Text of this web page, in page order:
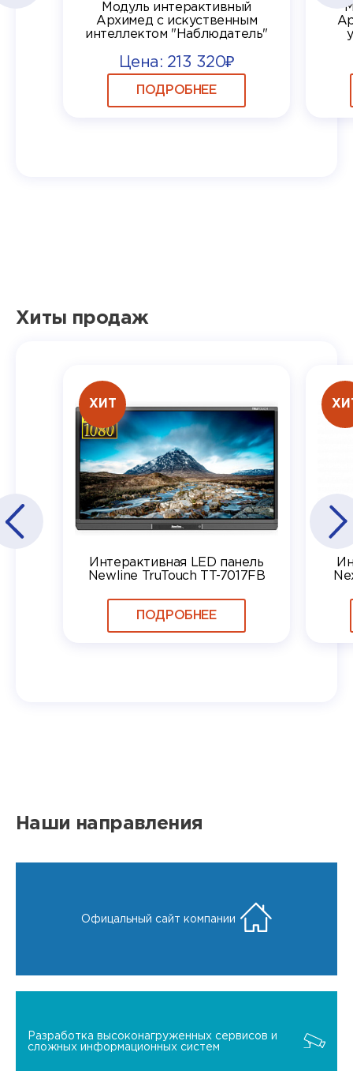
Модуль интерактивный
Архимед с искуственным
интеллектом "Наблюдатель"
Цена: 213 320₽
ПОДРОБНЕЕ
Хиты продаж
ХИТ
Интерактивная LED панель
Newline TruTouch TT-7017FB
ПОДРОБНЕЕ
Наши направления
Офицальный сайт компании
Разработка высоконагруженных сервисов и
сложных информационных систем